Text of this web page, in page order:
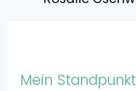
Mein Standpunkt